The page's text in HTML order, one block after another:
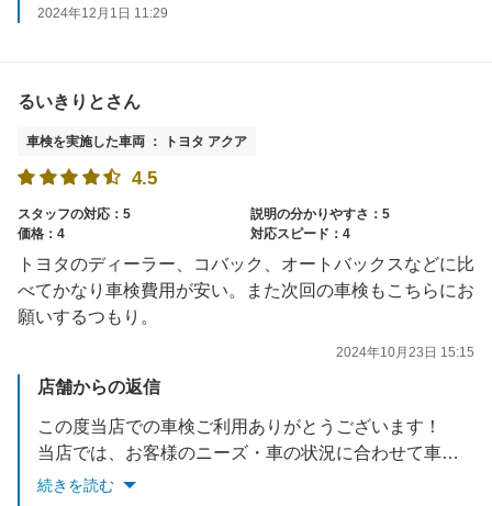
2024年12月1日 11:29
るいきりとさん
車検を実施した車両 ： トヨタ アクア
4.5
スタッフの対応：5
説明の分かりやすさ：5
価格：4
対応スピード：4
トヨタのディーラー、コバック、オートバックスなどに比
べてかなり車検費用が安い。また次回の車検もこちらにお
願いするつもり。
2024年10月23日 15:15
店舗からの返信
この度当店での車検ご利用ありがとうございます！
当店では、お客様のニーズ・車の状況に合わせて車検整備内容をご提案させて頂いております。
次回車検もお考えいただいて嬉しく思います。
続きを読む